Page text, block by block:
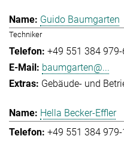
Guido Baumgarten
Techniker
+49 551 384
baumgarten@...
Gebäude- und
Hella Becker-Effler
+49 551 384